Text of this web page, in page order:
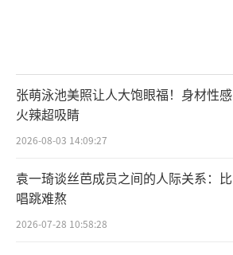
张萌泳池美照让人大饱眼福！身材性感
火辣超吸睛
2026-08-03 14:09:27
袁一琦谈丝芭成员之间的人际关系：比
唱跳难熬
2026-07-28 10:58:28